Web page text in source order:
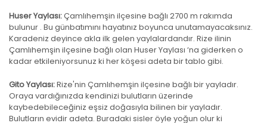
Huser Yaylası:Çamlıhemşin ilçesine bağlı 2700 m rakımda
bulunur . Bu günbatımını hayatınız boyunca unutamayacaksınız.
Karadeniz deyince akla ilk gelen yaylalardandır. Rize ilinin
Çamlıhemşin ilçesine bağlı olan Huser Yaylası ‘na giderken o
kadar etkileniyorsunuz ki her köşesi adeta bir tablo gibi.
Gito Yaylası:Rize'nin Çamlıhemşin ilçesine bağlı bir yayladır.
Oraya vardığınızda kendinizi bulutların üzerinde
kaybedebileceğiniz eşsiz doğasıyla bilinen bir yayladır.
Bulutların evidir adeta. Buradaki sisler öyle yoğun olur ki